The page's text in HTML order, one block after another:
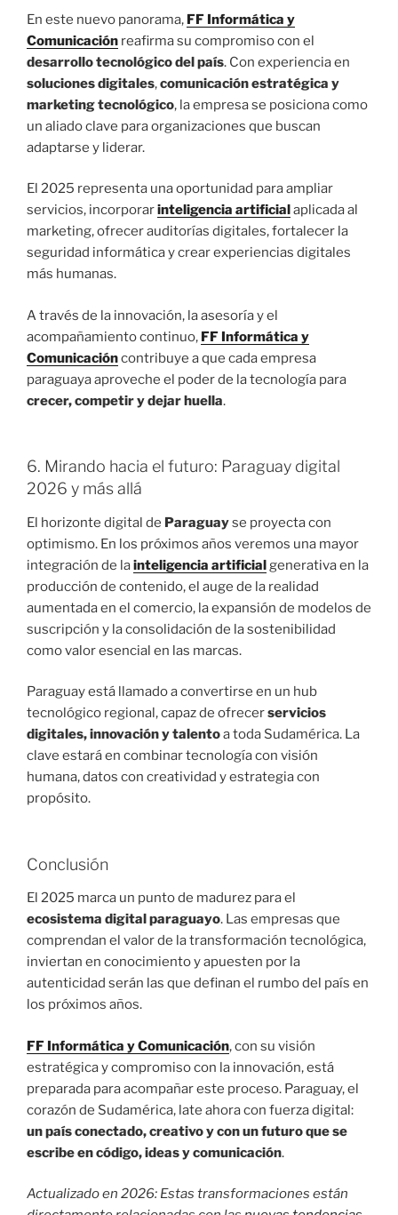
En este nuevo panorama, FF Informática y
Comunicación reafirma su compromiso con el
desarrollo tecnológico del país. Con experiencia en
soluciones digitales,comunicación estratégica y
marketing tecnológico, la empresa se posiciona como
un aliado clave para organizaciones que buscan
adaptarse y liderar.
El 2025 representa una oportunidad para ampliar
servicios, incorporarinteligencia artificialaplicada al
marketing, ofrecer auditorías digitales, fortalecer la
seguridad informática y crear experiencias digitales
más humanas.
A través de la innovación, la asesoría y el
acompañamiento continuo, FF Informática y
Comunicacióncontribuye a que cada empresa
paraguaya aproveche el poder de la tecnología para
crecer, competir y dejar huella.
6. Mirando hacia el futuro: Paraguay digital
2026 y más allá
El horizonte digital de Paraguayse proyecta con
optimismo. En los próximos años veremos una mayor
integración de lainteligencia artificialgenerativa en la
producción de contenido, el auge de la realidad
aumentada en el comercio, la expansión de modelos de
suscripción y la consolidación de la sostenibilidad
como valor esencial en las marcas.
Paraguay está llamado a convertirse en un hub
tecnológico regional, capaz de ofrecerservicios
digitales, innovación y talentoa toda Sudamérica. La
clave estará en combinar tecnología con visión
humana, datos con creatividad y estrategia con
propósito.
Conclusión
El 2025 marca un punto de madurez para el
ecosistema digital paraguayo. Las empresas que
comprendan el valor de la transformación tecnológica,
inviertan en conocimiento y apuesten por la
autenticidad serán las que definan el rumbo del país en
los próximos años.
FF Informática y Comunicación, con su visión
estratégica y compromiso con la innovación, está
preparada para acompañar este proceso. Paraguay, el
corazón de Sudamérica, late ahora con fuerza digital:
un país conectado, creativo y con un futuro que se
escribe en código, ideas y comunicación.
Actualizado en 2026: Estas transformaciones están